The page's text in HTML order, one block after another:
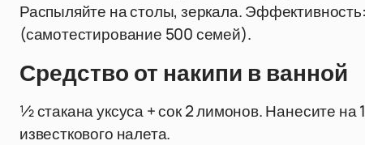
Распыляйте на столы, зеркала.
(самотестирование 500 семей).
Средство от накипи в ванной
½ стакана уксуса + сок 2 лимонов. Нанесите
известкового налета.